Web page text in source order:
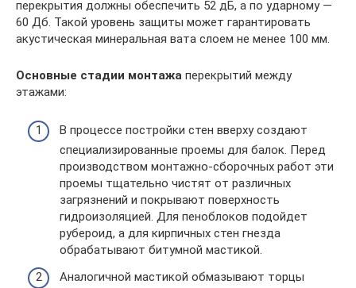
перекрытия должны обеспечить 52 дБ, а по ударному —
60 Дб. Такой уровень защиты может гарантировать
акустическая минеральная вата слоем не менее 100 мм.
Основные стадии монтажа перекрытий между
этажами:
В процессе постройки стен вверху создают
специализированные проемы для балок. Перед
производством монтажно-сборочных работ эти
проемы тщательно чистят от различных
загрязнений и покрывают поверхность
гидроизоляцией. Для пеноблоков подойдет
рубероид, а для кирпичных стен гнезда
обрабатывают битумной мастикой.
Аналогичной мастикой обмазывают торцы